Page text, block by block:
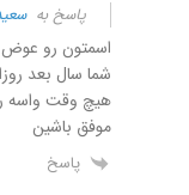
پاسخ به
اسمتون رو عوض
شما سال بعد
هیچ وقت واسه
موفق باشین
پاسخ